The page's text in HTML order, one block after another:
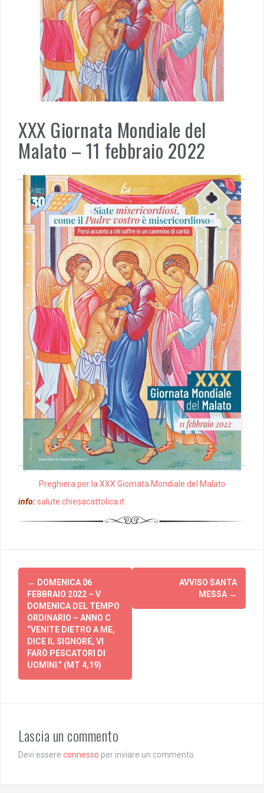
XXX Giornata Mondiale del
Malato – 11 febbraio 2022
Preghiera per la XXX Giornata Mondiale del Malato
info:salute.chiesacattolica.it
Post
navigation
← DOMENICA 06
FEBBRAIO 2022 – V
DOMENICA DEL TEMPO
ORDINARIO – ANNO C
“VENITE DIETRO A ME,
DICE IL SIGNORE, VI
FARÒ PESCATORI DI
UOMINI.” (MT 4,19)
AVVISO SANTA
MESSA →
Lascia un commento
Devi essere connesso per inviare un commento.